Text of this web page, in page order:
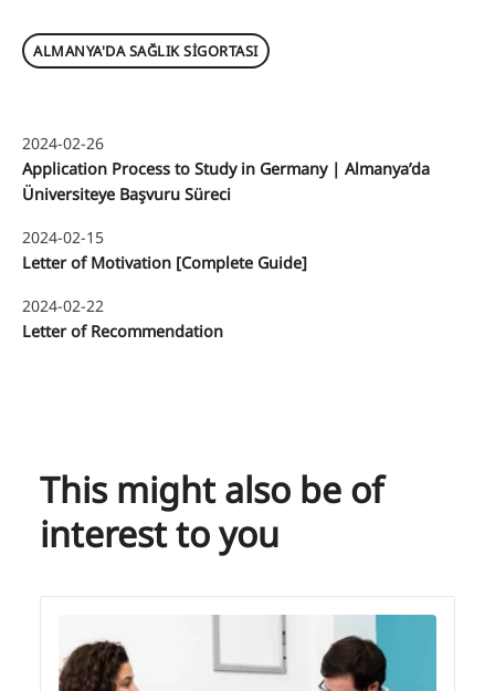
ALMANYA'DA SAĞLIK SIGORTASI
2024-02-26
Application Process to Study in Germany | Almanya’da
Üniversiteye Başvuru Süreci
2024-02-15
Letter of Motivation [Complete Guide]
2024-02-22
Letter of Recommendation
This might also be of
interest to you